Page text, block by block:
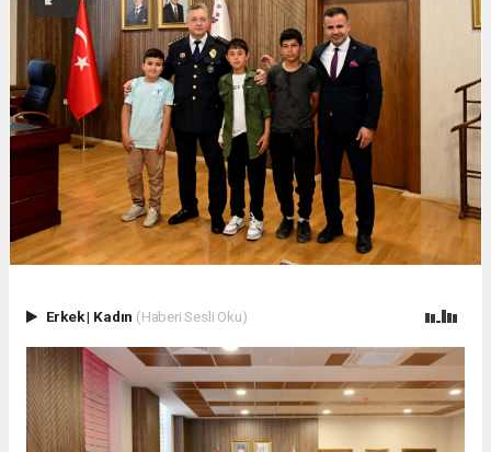
Erkek| Kadın (Haberi Sesli Oku)